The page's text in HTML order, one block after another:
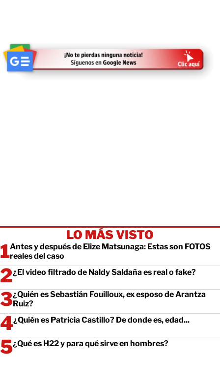
LO MÁS VISTO
Antes y después de Elize Matsunaga: Estas son FOTOS
reales del caso
¿El video filtrado de Naldy Saldaña es real o fake?
¿Quién es Sebastián Fouilloux, ex esposo de Arantza
Ruiz?
¿Quién es Patricia Castillo? De donde es, edad...
¿Qué es H22 y para qué sirve en hombres?